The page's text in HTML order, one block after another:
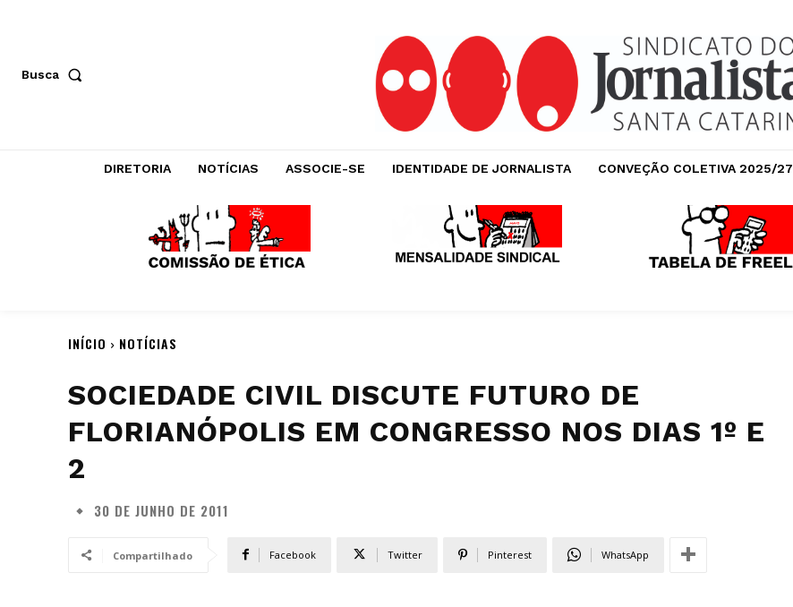
Busca
DIRETORIA NOTÍCIAS ASSOCIE-SE IDENTIDADE DE JORNALISTA CONVEÇÃO COLETIVA 2025/27
INÍCIO NOTÍCIAS
SOCIEDADE CIVIL DISCUTE FUTURO DE
FLORIANÓPOLIS EM CONGRESSO NOS DIAS 1º E
2
30 DE JUNHO DE 2011
Compartilhado Facebook Twitter Pinterest WhatsApp